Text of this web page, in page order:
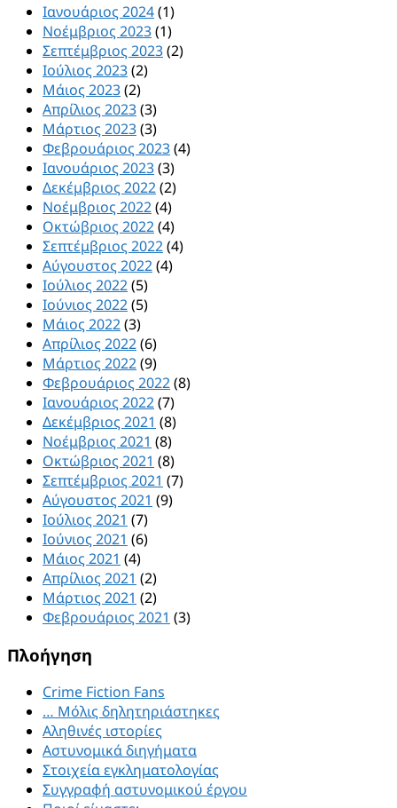
Ιανουάριος 2024(1)
Νοέμβριος 2023(1)
Σεπτέμβριος 2023(2)
Ιούλιος 2023(2)
Μάιος 2023(2)
Απρίλιος 2023(3)
Μάρτιος 2023(3)
Φεβρουάριος 2023(4)
Ιανουάριος 2023(3)
Δεκέμβριος 2022(2)
Νοέμβριος 2022(4)
Οκτώβριος 2022(4)
Σεπτέμβριος 2022(4)
Αύγουστος 2022(4)
Ιούλιος 2022(5)
Ιούνιος 2022(5)
Μάιος 2022(3)
Απρίλιος 2022(6)
Μάρτιος 2022(9)
Φεβρουάριος 2022(8)
Ιανουάριος 2022(7)
Δεκέμβριος 2021 (8)
Νοέμβριος 2021 (8)
Οκτώβριος 2021 (8)
Σεπτέμβριος 2021 (7)
Αύγουστος 2021 (9)
Ιούλιος 2021 (7)
Ιούνιος 2021 (6)
Μάιος 2021 (4)
Απρίλιος 2021 (2)
Μάρτιος 2021 (2)
Φεβρουάριος 2021 (3)
Πλοήγηση
Crime Fiction Fans
… Μόλις δηλητηριάστηκες
Αληθινές ιστορίες
Αστυνομικά διηγήματα
Στοιχεία εγκληματολογίας
Συγγραφή αστυνομικού έργου